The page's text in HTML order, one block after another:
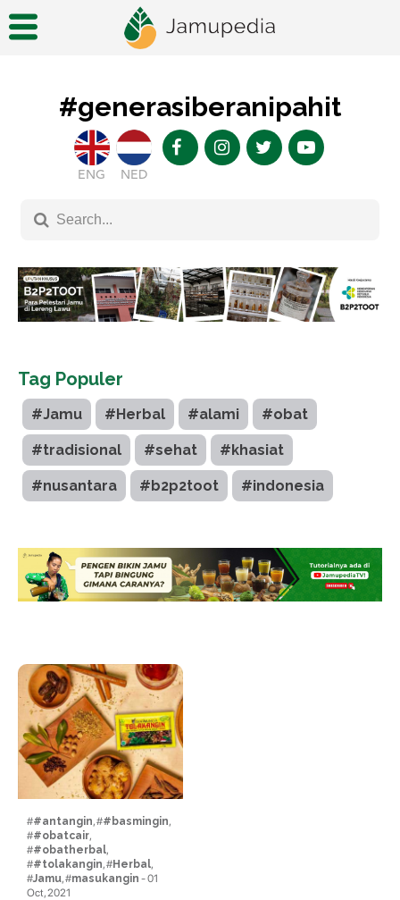
#generasiberanipahit
ENG NED
Tag Populer
#Jamu #Herbal #alami #obat
#tradisional #sehat #khasiat
#nusantara #b2p2toot #indonesia
##antangin, ##basmingin,
##obatcair,
##obatherbal,
##tolakangin, #Herbal,
#Jamu, #masukangin - 01
Oct, 2021